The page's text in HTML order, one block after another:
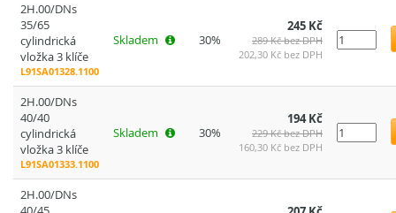
2H.00/DNs
35/65
cylindrická
vložka 3 klíče
L91SA01328.1100
Skladem 30%
245 Kč
289 Kč bez DPH
202,30 Kč bez DPH
2H.00/DNs
40/40
cylindrická
vložka 3 klíče
L91SA01333.1100
Skladem 30%
194 Kč
229 Kč bez DPH
160,30 Kč bez DPH
2H.00/DNs